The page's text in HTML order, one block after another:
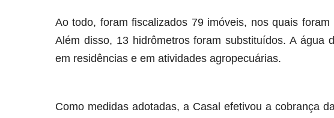
Ao todo, foram fiscalizados 79 imóveis, nos quais
Além disso, 13 hidrômetros foram substituídos. A água
em residências e em atividades agropecuárias.
Como medidas adotadas, a Casal efetivou a cobrança